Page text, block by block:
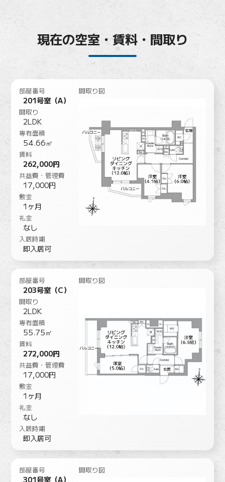
現在の空室・賃料・間取り
部屋番号
201号室（A）
間取り
2LDK
専有面積
54.66㎡
賃料
262,000円
共益費・管理費
17,000円
敷金
1ヶ月
礼金
なし
入居時期
即入居可
間取り図
部屋番号
203号室（C）
間取り
2LDK
専有面積
55.75㎡
賃料
272,000円
共益費・管理費
17,000円
敷金
1ヶ月
礼金
なし
入居時期
即入居可
間取り図
部屋番号
301号室（A）
間取り図